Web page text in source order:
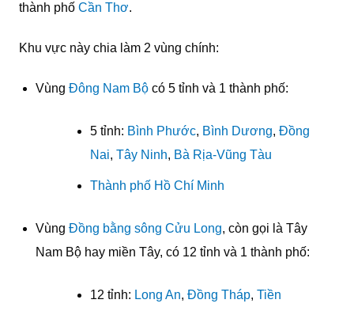
thành phố Cần Thơ.
Khu vực này chia làm 2 vùng chính:
Vùng Đông Nam Bộcó 5 tỉnh và 1 thành phố:
5 tỉnh: Bình Phước, Bình Dương, Đồng
Nai, Tây Ninh, Bà Rịa-Vũng Tàu
Thành phố Hồ Chí Minh
Vùng Đồng bằng sông Cửu Long, còn gọi là Tây
Nam Bộ hay miền Tây, có 12 tỉnh và 1 thành phố:
12 tỉnh: Long An, Đồng Tháp, Tiền